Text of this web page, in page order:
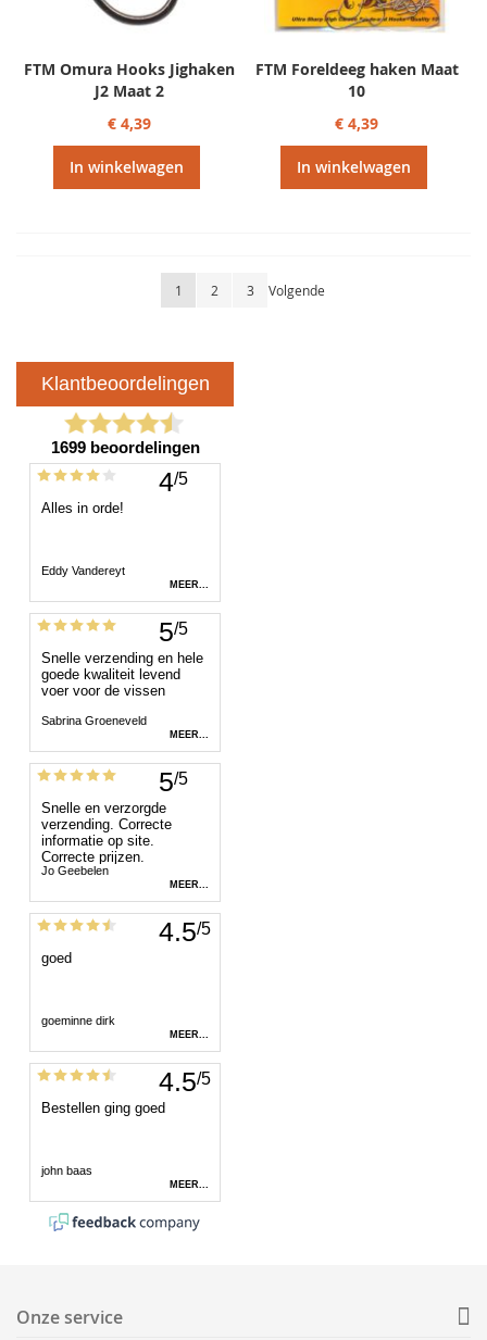
FTM Omura Hooks Jighaken
J2 Maat 2
€ 4,39
In winkelwagen
FTM Foreldeeg haken Maat
10
€ 4,39
In winkelwagen
Pagina
U lees momenteel pagina
1 Pagina
2 Pagina
3 Pagina
Volgende
Onze service